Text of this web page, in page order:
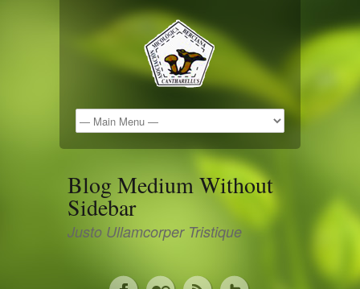
Blog Medium Without
Sidebar
Justo Ullamcorper Tristique